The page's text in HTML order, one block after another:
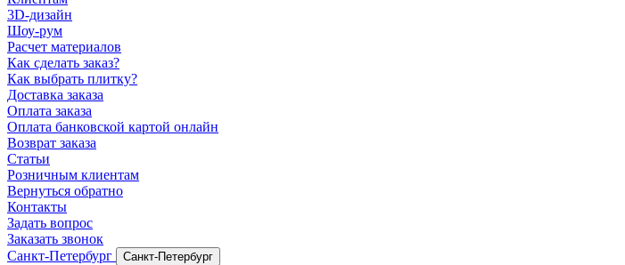
3D-дизайн
Шоу-рум
Расчет материалов
Как сделать заказ?
Как выбрать плитку?
Доставка заказа
Оплата заказа
Оплата банковской картой онлайн
Возврат заказа
Статьи
Розничным клиентам
Вернуться обратно
Контакты
Задать вопрос
Заказать звонок
Санкт-Петербург
Санкт-Петербург